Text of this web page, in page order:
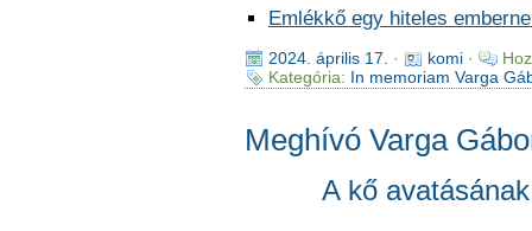
Emlékkő egy hiteles
2024. április 17. · komi·
Kategória: In memoriam Varga
Meghívó Varga
A kő